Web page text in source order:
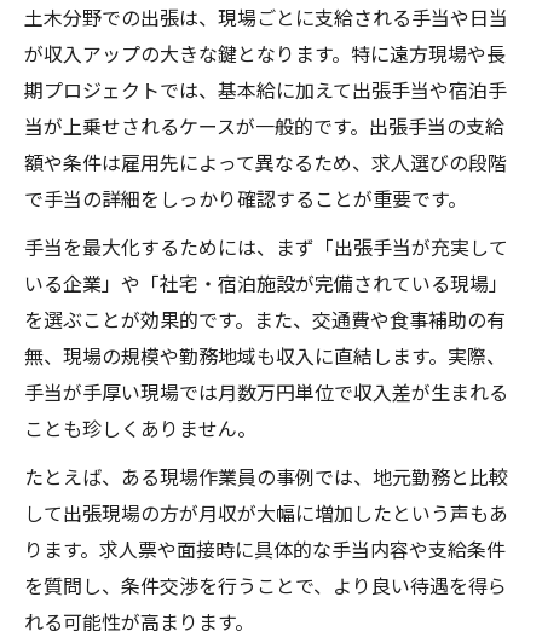
建設業マッチングサイトの土木出張活用術
出張現場で手当を最大限活用する秘訣
土木出張で手当をしっかり受け取る方法
現場で差がつく土木手当の活用テクニック
出張手当を増やす土木作業員の工夫とは
土木現場の待遇差を手当に反映させるコツ
建築と土木の手当比較と出張活用法
日当アップへ導く土木作業の工夫
土木出張で日当を高める作業スタイル
現場で評価される土木作業員の特徴とは
効率的な土木作業で収入を増やすポイント
土木現場のベテランが実践する日当増加法
現場ごとの待遇差に強くなる方法
土木出張で待遇差を見極めるチェックポイ
土木分野での出張は、現場ごとに支給される手当や日当
が収入アップの大きな鍵となります。特に遠方現場や長
期プロジェクトでは、基本給に加えて出張手当や宿泊手
当が上乗せされるケースが一般的です。出張手当の支給
額や条件は雇用先によって異なるため、求人選びの段階
で手当の詳細をしっかり確認することが重要です。
手当を最大化するためには、まず「出張手当が充実して
いる企業」や「社宅・宿泊施設が完備されている現場」
を選ぶことが効果的です。また、交通費や食事補助の有
無、現場の規模や勤務地域も収入に直結します。実際、
手当が手厚い現場では月数万円単位で収入差が生まれる
ことも珍しくありません。
たとえば、ある現場作業員の事例では、地元勤務と比較
して出張現場の方が月収が大幅に増加したという声もあ
ります。求人票や面接時に具体的な手当内容や支給条件
を質問し、条件交渉を行うことで、より良い待遇を得ら
れる可能性が高まります。